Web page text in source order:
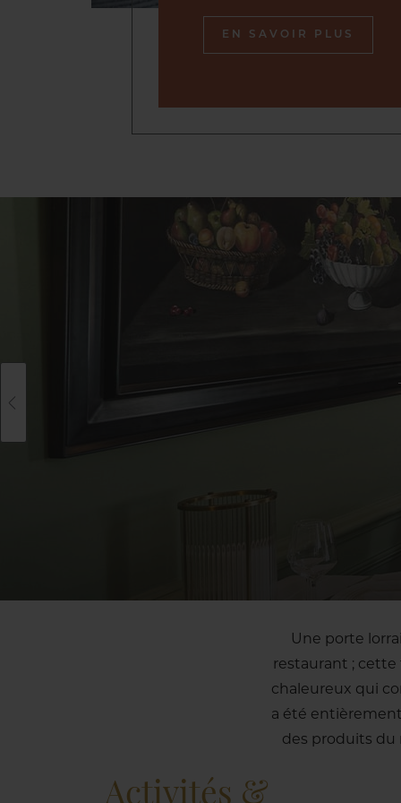
EN SAVOIR PLUS
Une porte
restaurant ; cette
chaleureux qui
a été
des produits du
Activités &